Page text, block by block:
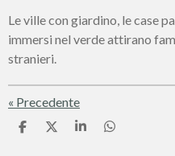
Le ville con giardino, le case
immersi nel verde attirano
stranieri.
« Precedente
C
C
C
C